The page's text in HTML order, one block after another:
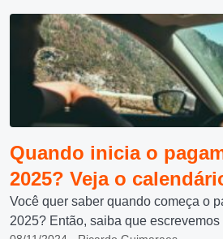
Quando inicia o
2025? Veja o
Você quer saber quando começa o
2025? Então, saiba que escrevemos